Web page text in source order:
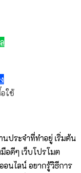
นประจำที่ทำอยู่ เริ่มต้น
อดีๆ เว็บโปรโมต
นไลน์ อยากรู้วิธีการ